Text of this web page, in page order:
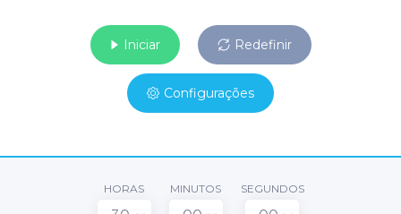
Iniciar Redefinir
Configurações
HORAS MINUTOS SEGUNDOS